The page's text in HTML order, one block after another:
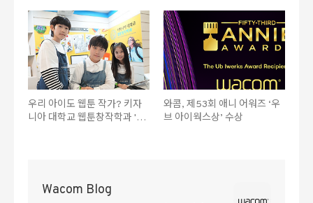
우리 아이도 웹툰 작가? 키자
니아 대학교 웹툰창작학과 '와
와콤, 제53회 애니 어워즈 ‘우
브 아이웍스상’ 수상
Wacom Blog